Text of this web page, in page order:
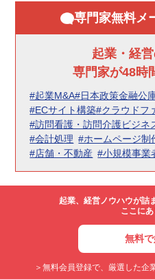
専門家無料メ
起業・経
専門家が48時
#起業M&A#日本政策金融公
#ECサイト構築#クラウドフ
#訪問看護・訪問介護ビジネ
#会計処理 #ホームページ制
#店舗・不動産 #小規模事業
起業、経営ノウハウが詰
ここにあ
無料
＞無料会員登録で、厳選した企